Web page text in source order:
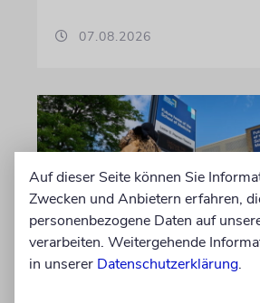
07.08.2026
Auf dieser Seite können Sie
Zwecken und Anbietern erfahren,
personenbezogene Daten auf
verarbeiten. Weitergehende
in unserer Datenschutzerklärung.